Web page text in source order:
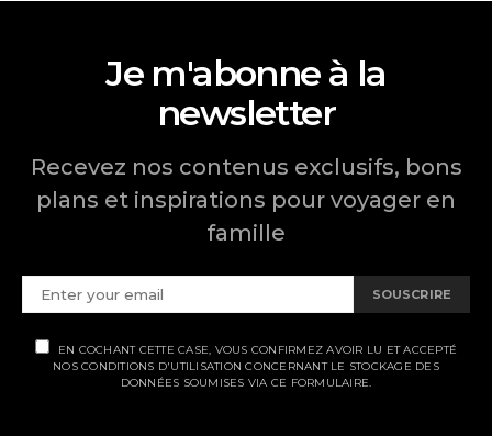
Je m'abonne à la
newsletter
Recevez nos contenus exclusifs, bons
plans et inspirations pour voyager en
famille
SOUSCRIRE
EN COCHANT CETTE CASE, VOUS CONFIRMEZ AVOIR LU ET ACCEPTÉ
NOS CONDITIONS D'UTILISATION CONCERNANT LE STOCKAGE DES
DONNÉES SOUMISES VIA CE FORMULAIRE.